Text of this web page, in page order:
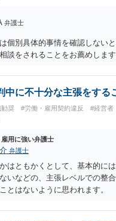
ーしてもらう価値は十分にある
性があるか、解除事由が双方に
分かれます。契約前なら、交渉
よりコストを抑えやすいので
の解除でも、解除理由によっ
。ただし、事務所側が一方的に
争いやすいです。逆に、タレ
あります。
弁護士
個別具体的事情を確認しない
談をされることをお薦めします
中に不十分な主張をする
勧奨 #労働・雇用契約違反 #経営者
用に強い弁護士
弁護士
はともかくとして、基本的に
いなどの、主張レベルでの整
とはないように思われます。